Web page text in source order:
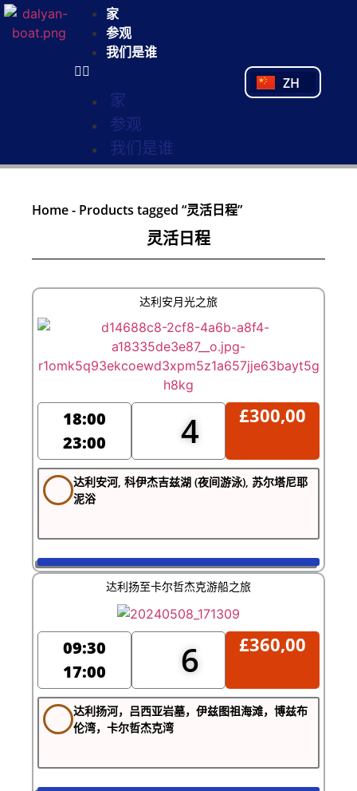
家
参观
我们是谁
家
参观
我们是谁
ZH
PT
TR
Home- Products tagged “灵活日程”
灵活日程
达利安月光之旅
18:00
23:00
4 £300,00
达利安河, 科伊杰吉兹湖 (夜间游泳), 苏尔塔尼耶
泥浴
达利扬至卡尔哲杰克游船之旅
09:30
17:00
6 £360,00
达利扬河，吕西亚岩墓，伊兹图祖海滩，博兹布
伦湾，卡尔哲杰克湾